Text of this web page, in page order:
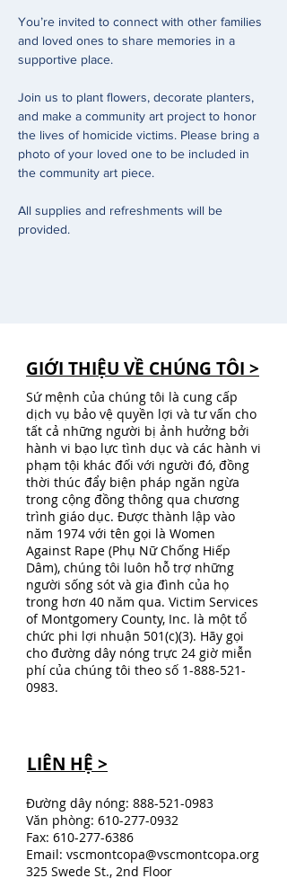
You’re invited to connect with other families
and loved ones to share memories in a
supportive place.
Join us to plant flowers, decorate planters,
and make a community art project to honor
the lives of homicide victims. Please bring a
photo of your loved one to be included in
the community art piece.
All supplies and refreshments will be
provided.
GIỚI THIỆU VỀ CHÚNG TÔI >
Sứ mệnh của chúng tôi là cung cấp
dịch vụ bảo vệ quyền lợi và tư vấn cho
tất cả những người bị ảnh hưởng bởi
hành vi bạo lực tình dục và các hành vi
phạm tội khác đối với người đó, đồng
thời thúc đẩy biện pháp ngăn ngừa
trong cộng đồng thông qua chương
trình giáo dục. Được thành lập vào
năm 1974 với tên gọi là Women
Against Rape (Phụ Nữ Chống Hiếp
Dâm), chúng tôi luôn hỗ trợ những
người sống sót và gia đình của họ
trong hơn 40 năm qua. Victim Services
of Montgomery County, Inc. là một tổ
chức phi lợi nhuận 501(c)(3). Hãy gọi
cho đường dây nóng trực 24 giờ miễn
phí của chúng tôi theo số 1-888-521-
0983.
LIÊN HỆ >
Đường dây nóng: 888-521-0983
Văn phòng: 610-277-0932
Fax: 610-277-6386
Email: vscmontcopa@vscmontcopa.org
325 Swede St., 2nd Floor